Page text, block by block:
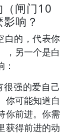
闸门10
响？
白的，代表你
，另一个是白
强的爱自己
你可能知道自
你前进。你需
获得前进的动